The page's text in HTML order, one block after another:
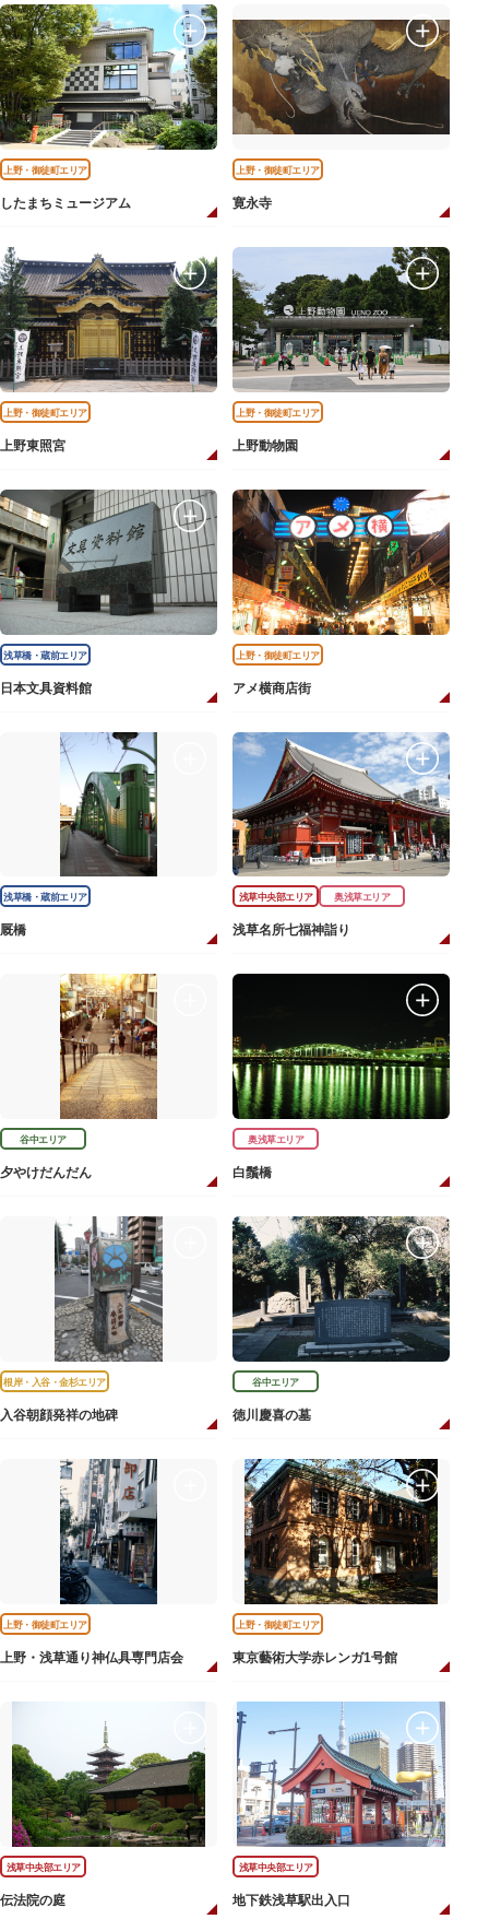
上野・御徒町エリア
したまちミュージアム
上野・御徒町エリア
寛永寺
上野・御徒町エリア
上野東照宮
上野・御徒町エリア
上野動物園
浅草橋・蔵前エリア
日本文具資料館
上野・御徒町エリア
アメ横商店街
浅草橋・蔵前エリア
厩橋
浅草中央部エリア 奥浅草エリア
浅草名所七福神詣り
谷中エリア
夕やけだんだん
奥浅草エリア
白鬚橋
根岸・入谷・金杉エリア
入谷朝顔発祥の地碑
谷中エリア
徳川慶喜の墓
上野・御徒町エリア
上野・浅草通り神仏具専門店会
上野・御徒町エリア
東京藝術大学赤レンガ1号館
浅草中央部エリア
伝法院の庭
浅草中央部エリア
地下鉄浅草駅出入口